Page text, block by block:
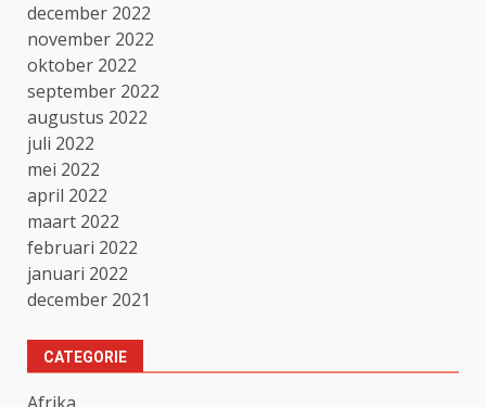
december 2022
november 2022
oktober 2022
september 2022
augustus 2022
juli 2022
mei 2022
april 2022
maart 2022
februari 2022
januari 2022
december 2021
CATEGORIE